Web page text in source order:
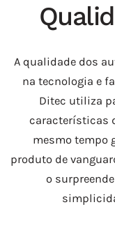
A qualidade dos
na tecnologia e
Ditec utiliza
características
mesmo tempo
produto de
o